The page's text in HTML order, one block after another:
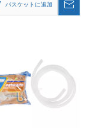
バスケットに追加